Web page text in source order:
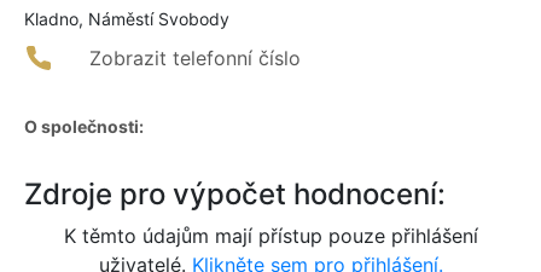
Kladno, Náměstí Svobody
Zobrazit telefonní číslo
O společnosti:
Zdroje pro výpočet hodnocení:
K těmto údajům mají přístup pouze přihlášení
uživatelé. Klikněte sem pro přihlášení.